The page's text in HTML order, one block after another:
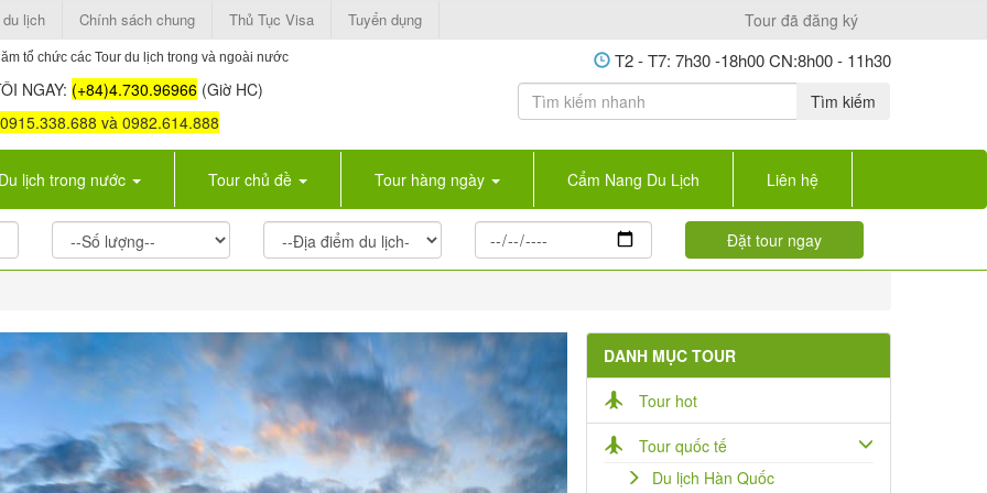
lịch Chính sách chung Thủ Tục Visa Tuyển dụng Tour đã đăng ký
tổ chức các Tour du lịch trong và ngoài nước
NGAY: (+84)4.730.96966 (Giờ HC)
và 0982.614.888
T2 - T7: 7h30 -18h00 CN:8h00 - 11h30
Tìm kiếm
lịch trong nước Tour chủ đề Tour hàng ngày Cẩm Nang Du Lịch Liên hệ
DANH MỤC TOUR
Tour hot
Tour quốc tế
Du lịch Hàn Quốc